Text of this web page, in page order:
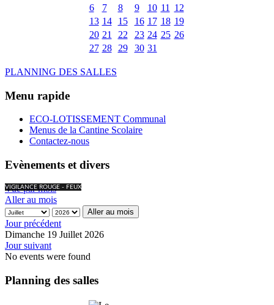
6
7 8 9 10 11
12
13 14 15 16 17 18 19
20 21 22 23 24 25 26
27 28 29 30 31
PLANNING DES SALLES
Menu rapide
ECO-LOTISSEMENT Communal
Menus de la Cantine Scolaire
Contactez-nous
Evènements et divers
VIGILANCE ROUGE - FEUX
Vue par mois
Aller au mois
Aller au mois
Jour précédent
Dimanche 19 Juillet 2026
Jour suivant
No events were found
Planning des salles